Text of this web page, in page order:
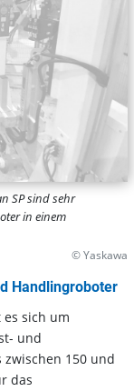
SP sind sehr
in einem
© Yaskawa
Handlingroboter
sich um
und
150 und
das